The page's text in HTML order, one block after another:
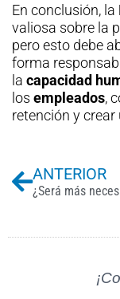
En conclusión, la
valiosa sobre la
pero esto debe
forma
la capacidad
los empleados,
retención y
Previo
ANTERIOR